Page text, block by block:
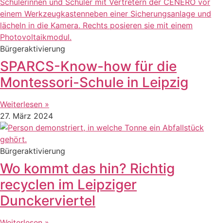
Bürgeraktivierung
SPARCS-Know-how für die
Montessori-Schule in Leipzig
Weiterlesen »
27. März 2024
Bürgeraktivierung
Wo kommt das hin? Richtig
recyclen im Leipziger
Dunckerviertel